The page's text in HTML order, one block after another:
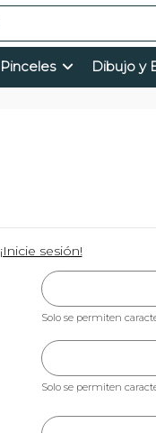
Pinceles Dibujo y
¡Inicie sesión!
Solo se permiten
Solo se permiten